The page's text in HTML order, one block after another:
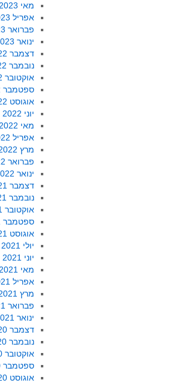
מאי 2023
אפריל 2023
פברואר 2023
ינואר 2023
דצמבר 2022
נובמבר 2022
אוקטובר 2022
ספטמבר 2022
אוגוסט 2022
יוני 2022
מאי 2022
אפריל 2022
מרץ 2022
פברואר 2022
ינואר 2022
דצמבר 2021
נובמבר 2021
אוקטובר 2021
ספטמבר 2021
אוגוסט 2021
יולי 2021
יוני 2021
מאי 2021
אפריל 2021
מרץ 2021
פברואר 2021
ינואר 2021
דצמבר 2020
נובמבר 2020
אוקטובר 2020
ספטמבר 2020
אוגוסט 2020